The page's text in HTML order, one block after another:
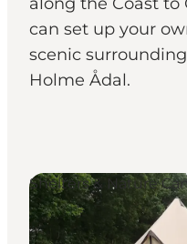
Plan je reis
along the Coast to
can set up your
scenic
Holme Ådal.
Shelters & Nature